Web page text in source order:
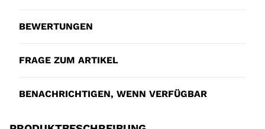
BEWERTUNGEN
FRAGE ZUM ARTIKEL
BENACHRICHTIGEN, WENN VERFÜGBAR